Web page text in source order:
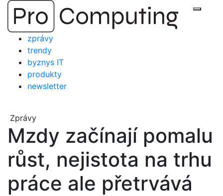
Přejít
obsah
zprávy
trendy
byznys IT
produkty
newsletter
Zprávy
Mzdy začínají pomalu
růst, nejistota na trhu
práce ale přetrvává